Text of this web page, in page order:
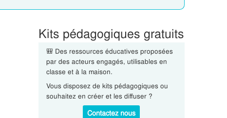
Kits pédagogiques gratuits
🎒 Des ressources éducatives proposées
par des acteurs engagés, utilisables en
classe et à la maison.
Vous disposez de kits pédagogiques ou
souhaitez en créer et les diffuser ?
Contactez nous